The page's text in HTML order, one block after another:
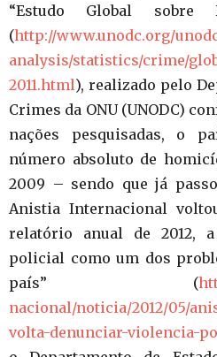
“Estudo Global sobre
(http://www.unodc.org/
analysis/statistics/crime/
2011.html), realizado pelo
Crimes da ONU (UNODC)
nações pesquisadas, o
número absoluto de
2009 – sendo que já
Anistia Internacional
relatório anual de 2012,
policial como um dos
país” (
nacional/noticia/2012/05/
volta-denunciar-violencia-